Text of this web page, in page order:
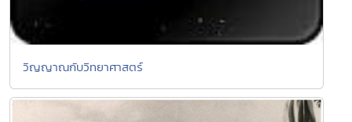
วิญญาณกับวิทยาศาสตร์